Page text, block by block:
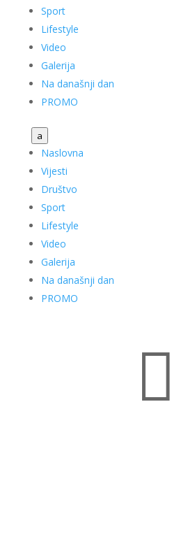
Sport
Lifestyle
Video
Galerija
Na današnji dan
PROMO
a
Naslovna
Vijesti
Društvo
Sport
Lifestyle
Video
Galerija
Na današnji dan
PROMO
